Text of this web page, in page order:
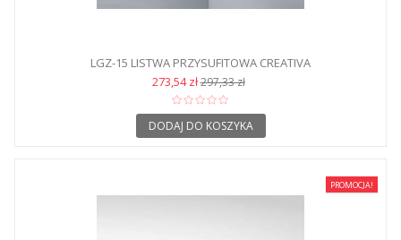
LGZ-15 LISTWA PRZYSUFITOWA CREATIVA
273,54 zł297,33 zł
DODAJ DO KOSZYKA
PROMOCJA!